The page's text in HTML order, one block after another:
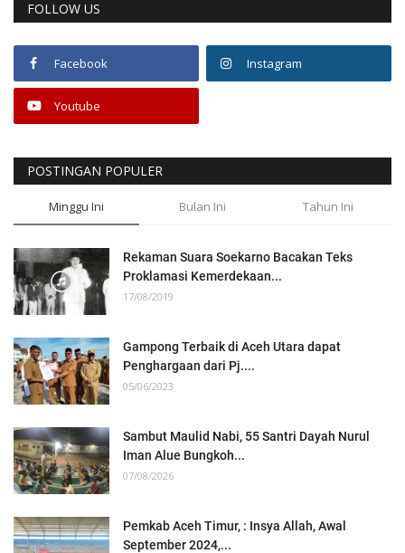
FOLLOW US
Facebook Instagram
Youtube
POSTINGAN POPULER
Minggu Ini Bulan Ini Tahun Ini
Rekaman Suara Soekarno Bacakan Teks
Proklamasi Kemerdekaan...
17/08/2019
Gampong Terbaik di Aceh Utara dapat
Penghargaan dari Pj....
05/06/2023
Sambut Maulid Nabi, 55 Santri Dayah Nurul
Iman Alue Bungkoh...
07/08/2026
Pemkab Aceh Timur, : Insya Allah, Awal
September 2024,...